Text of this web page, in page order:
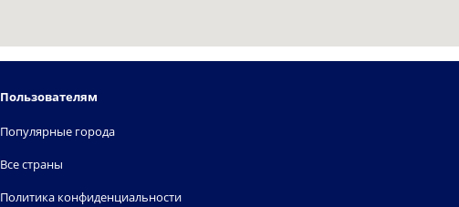
Пользователям
Популярные города
Все страны
Политика конфиденциальности